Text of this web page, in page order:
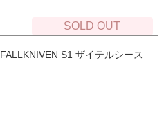
SOLD OUT
FALLKNIVEN S1 ザイテルシース